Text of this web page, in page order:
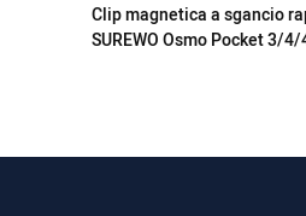
Clip magnetica a sgancio
SUREWO Osmo Pocket 3/4/